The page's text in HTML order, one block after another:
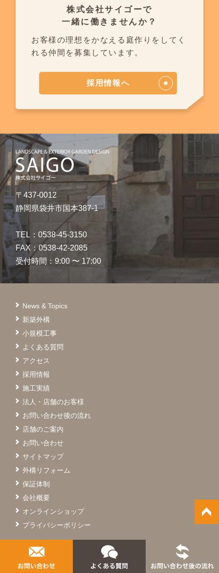
株式会社サイゴーで
一緒に働きませんか？
お客様の理想をかなえる庭作りを してく
れる仲間を募集しています。
採用情報へ
〒437-0012
静岡県袋井市国本387-1
TEL：0538-45-3150
FAX：0538-42-2085
受付時間：9:00 〜 17:00
News & Topics
新築外構
小規模工事
よくある質問
アクセス
採用情報
施工実績
法人・店舗のお客様
お問い合わせ後の流れ
店舗のご案内
お問い合わせ
サイトマップ
外構リフォーム
保証体制
会社概要
オンラインショップ
プライバシーポリシー
© SAIGO Co.,Ltd.